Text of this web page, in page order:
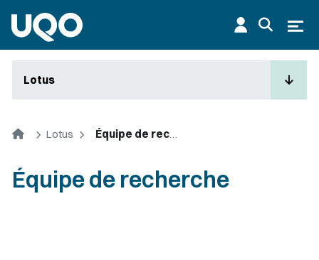
Lotus
AccueilLotus Équipe de recherche
Équipe de recherche